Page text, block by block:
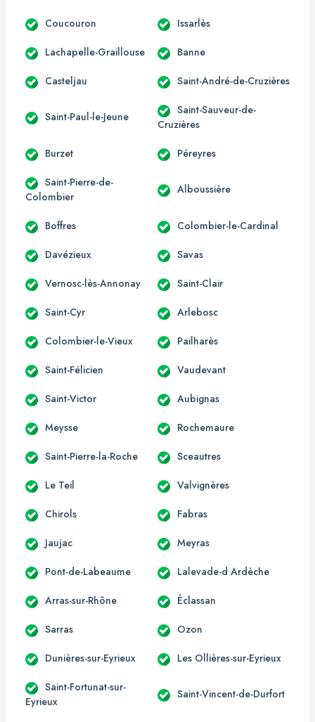
Coucouron Issarlès
Lachapelle-Graillouse Banne
Casteljau Saint-André-de-Cruzières
Saint-Paul-le-Jeune
Saint-Sauveur-de-
Cruzières
Burzet Péreyres
Saint-Pierre-de-
Colombier
Alboussière
Boffres Colombier-le-Cardinal
Davézieux Savas
Vernosc-lès-Annonay Saint-Clair
Saint-Cyr Arlebosc
Colombier-le-Vieux Pailharès
Saint-Félicien Vaudevant
Saint-Victor Aubignas
Meysse Rochemaure
Saint-Pierre-la-Roche Sceautres
Le Teil Valvignères
Chirols Fabras
Jaujac Meyras
Pont-de-Labeaume Lalevade-d Ardèche
Arras-sur-Rhône Éclassan
Sarras Ozon
Dunières-sur-Eyrieux Les Ollières-sur-Eyrieux
Saint-Fortunat-sur-
Eyrieux
Saint-Vincent-de-Durfort